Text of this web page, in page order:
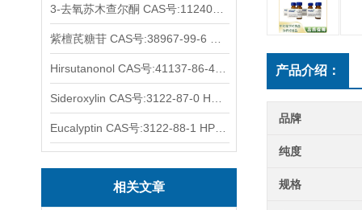
相关文章
产品介绍：
品牌
纯度
规格